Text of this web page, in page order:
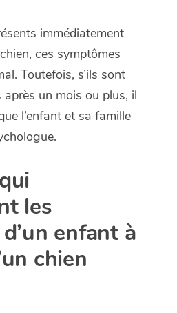
immédiatement
ces symptômes
Toutefois, s’ils sont
un mois ou plus, il
l’enfant et sa famille
les
enfant à
chien